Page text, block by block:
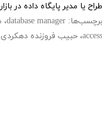
طراح یا مدیر پایگاه داده در
برچسب‌ها: database manager،
access، حبیب فروزنده دهکردی